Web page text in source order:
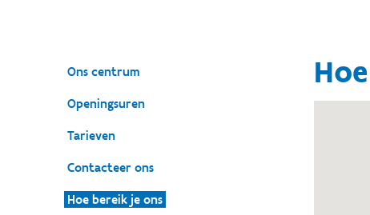
Ons centrum
Openingsuren
Tarieven
Contacteer ons
Hoe bereik je ons